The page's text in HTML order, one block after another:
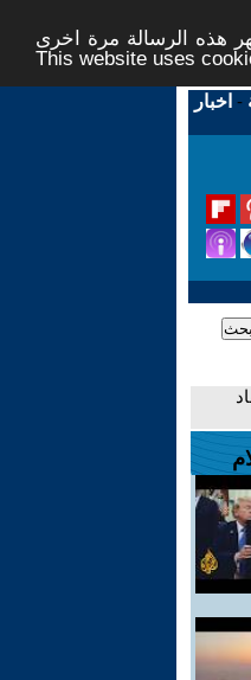
هذه الرسالة مرة اخرى -
This website uses
- اخبار